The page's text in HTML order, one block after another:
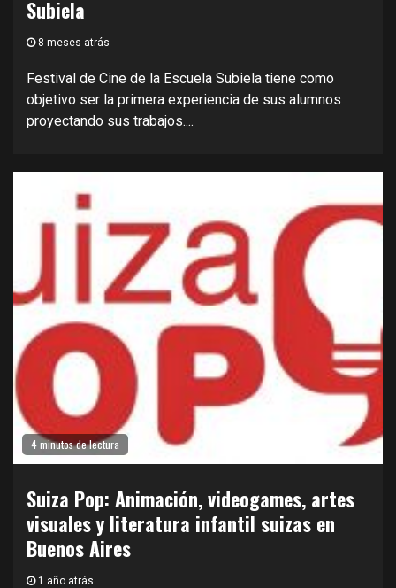
Subiela
8 meses atrás
Festival de Cine de la Escuela Subiela tiene como
objetivo ser la primera experiencia de sus alumnos
proyectando sus trabajos....
4 minutos de lectura
Suiza Pop: Animación, videogames, artes
visuales y literatura infantil suizas en
Buenos Aires
1 año atrás